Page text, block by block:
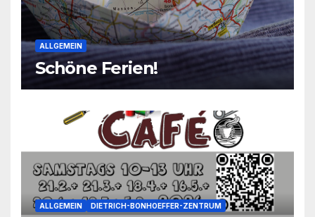
ALLGEMEIN
Schöne Ferien!
ALLGEMEIN DIETRICH-BONHOEFFER-ZENTRUM